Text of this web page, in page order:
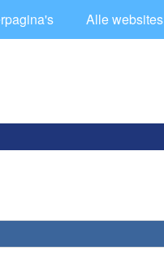
Alle websites